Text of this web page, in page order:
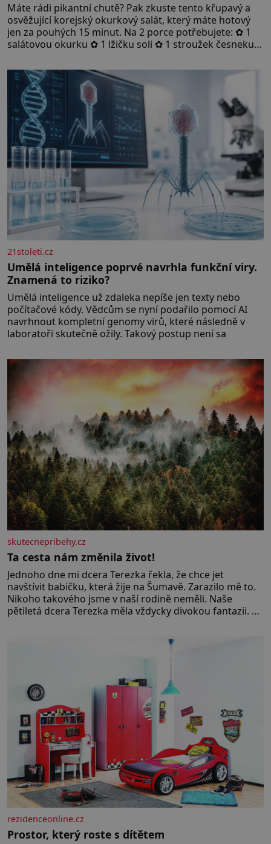
Máte rádi pikantní chutě? Pak zkuste tento křupavý a
osvěžující korejský okurkový salát, který máte hotový
jen za pouhých 15 minut. Na 2 porce potřebujete: ✿ 1
salátovou okurku ✿ 1 lžičku soli ✿ 1 stroužek česneku
sezamového oleje ✿ 1 lžičku chilli ✿ 1 lžičku cukru ✿ 1
jarní cibulku ✿ 1 lžíci sezamových semínek
21stoleti.cz
Umělá inteligence poprvé navrhla funkční viry.
Znamená to riziko?
Umělá inteligence už zdaleka nepíše jen texty nebo
počítačové kódy. Vědcům se nyní podařilo pomocí AI
navrhnout kompletní genomy virů, které následně v
laboratoři skutečně ožily. Takový postup není sa
skutecnepribehy.cz
Ta cesta nám změnila život!
Jednoho dne mi dcera Terezka řekla, že chce jet
navštívit babičku, která žije na Šumavě. Zarazilo mě to.
Nikoho takového jsme v naší rodině neměli. Naše
pětiletá dcera Terezka měla vždycky divokou fantazii. Už
princeznách, statečných rytířích a létajících dracích.
rezidenceonline.cz
Prostor, který roste s dítětem